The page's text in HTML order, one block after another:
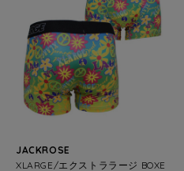
JACKROSE
XLARGE/エクストララージ BOXE